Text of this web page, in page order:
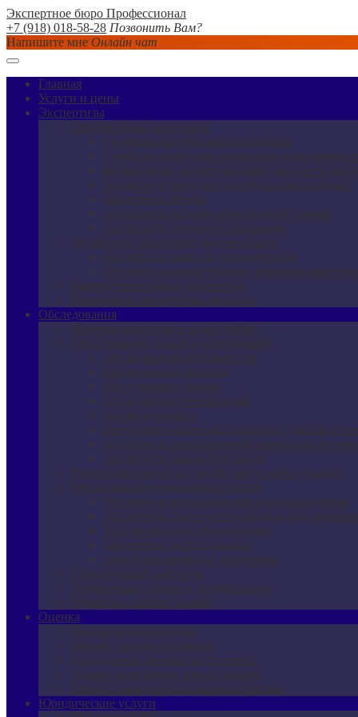
Экспертное бюро Профессионал
+7 (918) 018-58-28 Позвонить Вам?
Напишите мне Онлайн чат
Главная
Услуги и цены
Экспертизы
Строительная экспертиза
Судебная строительная экспертиза
Судебная оценочная экспертиза
Независимая экспертиза квартиры после
Экспертиза качества ремонта в новостройках
Экспертиза бетона
Экспертиза несущих конструкций зданий
Экспертиза дорожного покрытия
Экспертиза проектной документации
Экспертиза сметной документации
Экспертиза реконструкции объектов
Землеустроительная экспертиза
Рецензия на заключение эксперта
Обследования
Приемка квартиры в новостройке
Обследование зданий и сооружений
Обследование фундаментов
Обследование фасадов
Обследование кровли
Обследование перекрытий
Экспертиза окон
Инструментальное обследование зданий и
Экспертиза промышленной безопасности
Экспертиза здания котельной
Поверочные расчёты строительных конструкций
Обследование инженерных систем
Экспертиза водоснабжения и водоотведения
Экспертиза систем вентиляции и
Тепловизионное обследование
Экспертиза молниезащиты
Электротехническая экспертиза
Строительный контроль
Технический надзор в строительстве
Обмерные работы зданий
Оценка
Оценка недвижимости
Оценка ущерба от пожара
Определение физического износа
Оценка морального износа зданий
Независимая оценка пожарных рисков
Юридические услуги